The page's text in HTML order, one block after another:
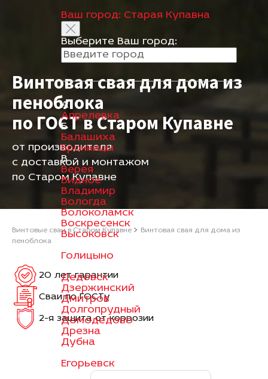
Ваш город: Старая Купавна
Выберите Ваш город:
А
Апрелевка
Б
Балашиха
Бронницы
В
Верея
Видное
Владимир
Вологда
Волоколамск
Воскресенск
Высоковск
Голицыно
Дедовск
Дзержинский
Дмитров
Долгопрудный
Домодедово
Дрезна
Дубна
Егорьевск
Винтовая свая для дома из
пеноблока
по ГОСТ в Старом Купавне
от производителя
с доставкой и монтажом
по Старом Купавне
Винтовые сваи в Старом Купавне
Винтовая свая для дома из
пеноблока
20 лет гарантии
Сваи по ГОСТу
2-я защита от коррозии